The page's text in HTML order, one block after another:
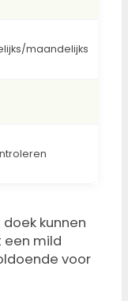
maandelijks
kunnen
een mild
voor